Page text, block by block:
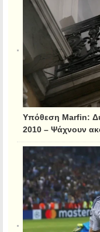
Υπόθεση Marfin:
2010 – Ψάχνουν